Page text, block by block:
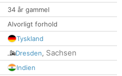
34 år gammel
Alvorligt forhold
Tyskland
Dresden, Sachsen
Indien